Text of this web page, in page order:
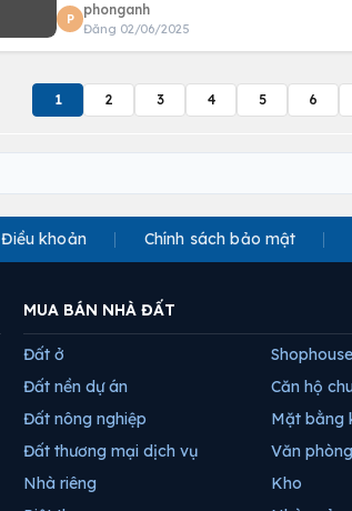
P
phonganh
Đăng 02/06/2025
1 2 3 4 5 6
Điều khoản Chính sách bảo mật
MUA BÁN NHÀ ĐẤT
Đất ở
Đất nền dự án
Đất nông nghiệp
Đất thương mại dịch vụ
Nhà riêng
Shophouse
Căn hộ
Mặt bằng
Văn phòng
Kho